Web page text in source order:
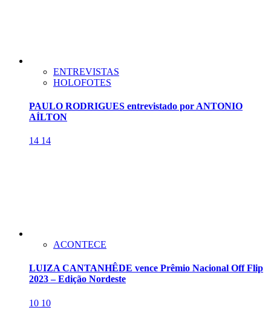
ENTREVISTAS
HOLOFOTES
PAULO RODRIGUES entrevistado por ANTONIO
AÍLTON
14 14
ACONTECE
LUIZA CANTANHÊDE vence Prêmio Nacional Off Flip
2023 – Edição Nordeste
10 10